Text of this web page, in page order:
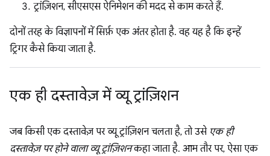
ट्रांज़िशन, सीएसएस ऐनिमेशन की मदद से काम करते हैं.
दोनों तरह के विज्ञापनों में सिर्फ़ एक अंतर होता है. वह यह है कि इन्हें
ट्रिगर कैसे किया जाता है.
एक ही दस्तावेज़ में व्यू ट्रांज़िशन
जब किसी एक दस्तावेज़ पर व्यू ट्रांज़िशन चलता है, तो उसे एक ही
दस्तावेज़ पर होने वाला व्यू ट्रांज़िशनकहा जाता है. आम तौर पर, ऐसा एक